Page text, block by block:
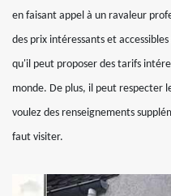
en faisant appel à un ravaleur
des prix intéressants et
qu'il peut proposer des tarifs
monde. De plus, il peut respecter
voulez des renseignements
faut visiter.